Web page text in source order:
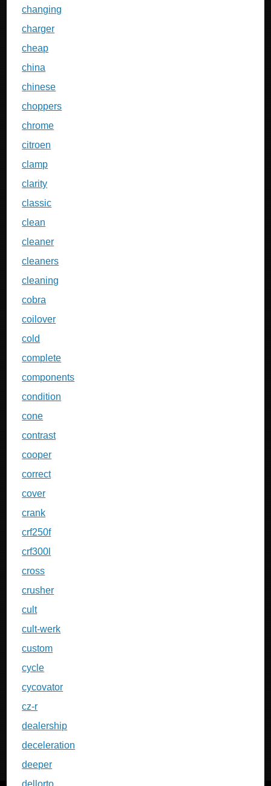
changing
charger
cheap
china
chinese
choppers
chrome
citroen
clamp
clarity
classic
clean
cleaner
cleaners
cleaning
cobra
coilover
cold
complete
components
condition
cone
contrast
cooper
correct
cover
crank
crf250f
crf300l
cross
crusher
cult
cult-werk
custom
cycle
cycovator
cz-r
dealership
deceleration
deeper
dellorto